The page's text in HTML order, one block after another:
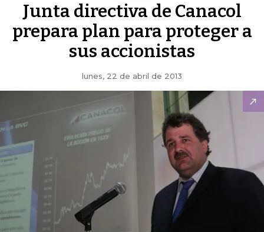
Junta directiva de Canacol
prepara plan para proteger a
sus accionistas
lunes, 22 de abril de 2013